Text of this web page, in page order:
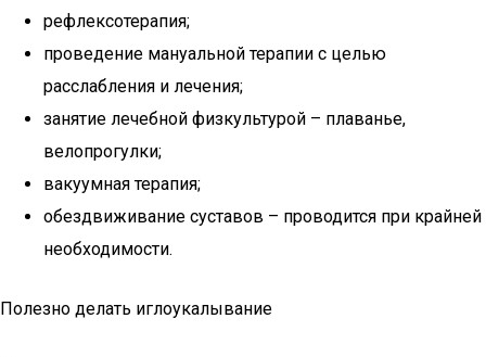
рефлексотерапия;
проведение мануальной терапии с целью
расслабления и лечения;
занятие лечебной физкультурой – плаванье,
велопрогулки;
вакуумная терапия;
обездвиживание суставов – проводится при крайней
необходимости.
Полезно делать иглоукалывание